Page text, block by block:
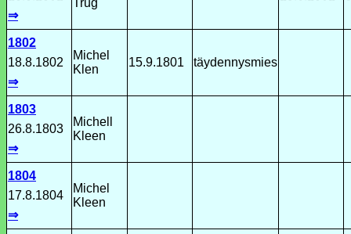
⇒
1802
18.8.1802
⇒
Michel
Klen
15.9.1801 täydennysmies
1803
26.8.1803
⇒
Michell
Kleen
1804
17.8.1804
⇒
Michel
Kleen